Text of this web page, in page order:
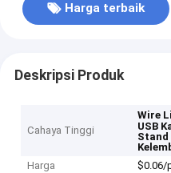
Harga terbaik
Deskripsi Produk
Cahaya Tinggi
Wire
USB
Stand
Harga
$0.06/